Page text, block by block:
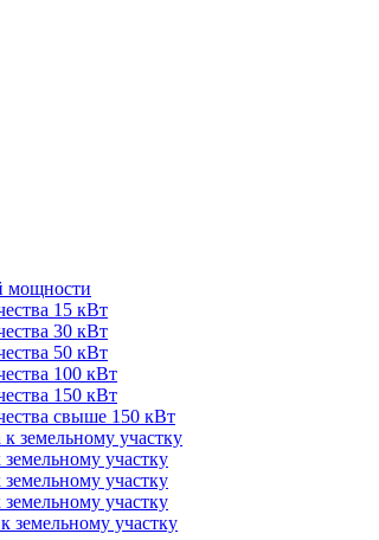
мощности
15 кВт
30 кВт
50 кВт
100 кВт
150 кВт
свыше 150 кВт
земельному участку
участку
участку
участку
земельному участку